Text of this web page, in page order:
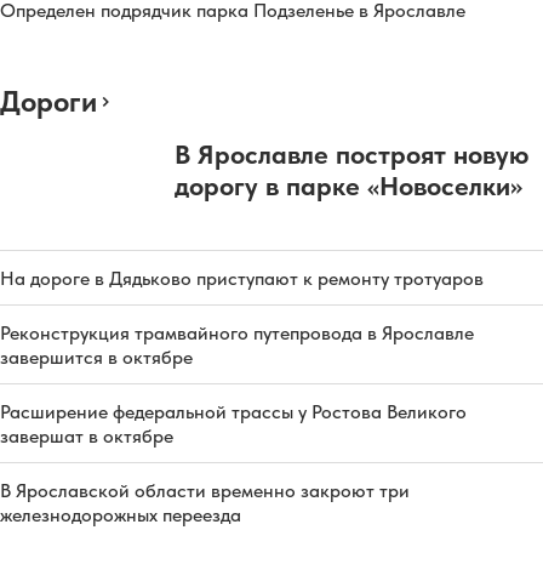
Определен подрядчик парка Подзеленье в Ярославле
Дороги
В Ярославле построят новую
дорогу в парке «Новоселки»
На дороге в Дядьково приступают к ремонту тротуаров
Реконструкция трамвайного путепровода в Ярославле
завершится в октябре
Расширение федеральной трассы у Ростова Великого
завершат в октябре
В Ярославской области временно закроют три
железнодорожных переезда